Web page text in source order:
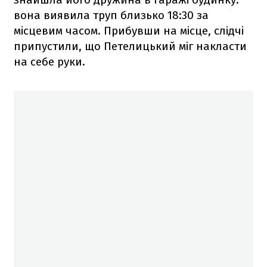
вона виявила труп близько 18:30 за
місцевим часом. Прибувши на місце, слідчі
припустили, що Петелицький міг накласти
на себе руки.